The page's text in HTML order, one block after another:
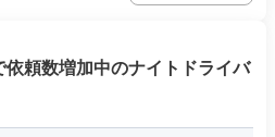
頼数増加中のナイトドライバ